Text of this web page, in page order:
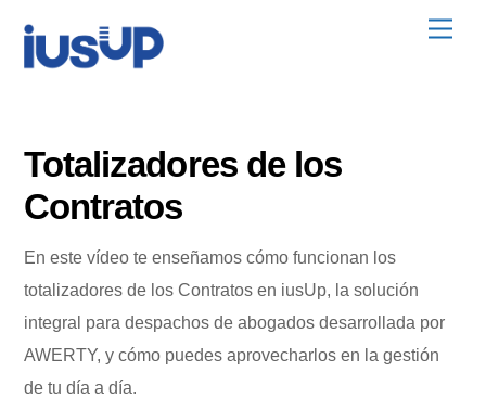
Totalizadores de los
Contratos
En este vídeo te enseñamos cómo funcionan los
totalizadores de los Contratos en iusUp, la solución
integral para despachos de abogados desarrollada por
AWERTY, y cómo puedes aprovecharlos en la gestión
de tu día a día.